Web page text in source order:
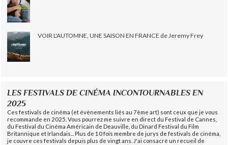
VOIR L'AUTOMNE, UNE SAISON EN FRANCE de Jeremy Frey
LES FESTIVALS DE CINÉMA INCONTOURNABLES EN
2025
Ces festivals de cinéma (et évènements liés au 7ème art) sont ceux que je vous
recommande en 2025. Vous pourrez me suivre en direct du Festival de Cannes,
du Festival du Cinéma Américain de Deauville, du Dinard Festival du Film
Britannique et Irlandais... Plus de 10 fois membre de jurys de festivals de cinéma,
je couvre ces festivals depuis plus de vingt ans. J'ai consacré un recueil de